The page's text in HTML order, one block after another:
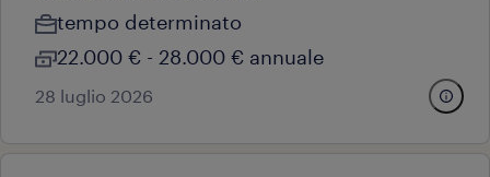
tempo determinato
22.000 € - 28.000 € annuale
28 luglio 2026